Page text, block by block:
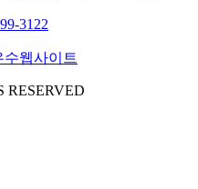
3122
RESERVED